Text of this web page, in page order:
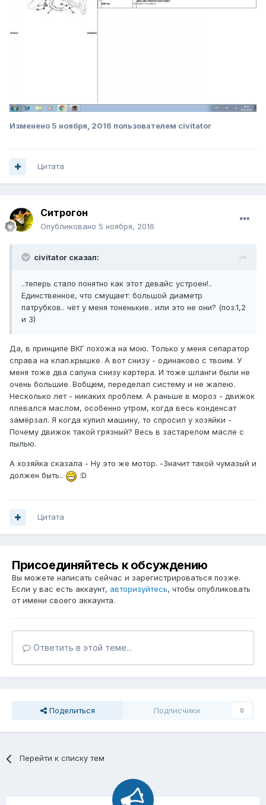
Изменено 5 ноября, 2016 пользователем civitator
Цитата
Ситрогон
Опубликовано 5 ноября, 2016
civitator сказал:
..теперь стало понятно как этот девайс устроен!..
Единственное, что смущает: большой диаметр
патрубков.. чёт у меня тоненькие.. или это не они? (поз.1,2
и 3)
Да, в принципе ВКГ похожа на мою. Только у меня сепаратор
справа на клап.крышке. А вот снизу - одинаково с твоим. У
меня тоже два сапуна снизу картера. И тоже шланги были не
очень большие. Вобщем, переделал систему и не жалею.
Несколько лет - никаких проблем. А раньше в мороз - движок
плевался маслом, особенно утром, когда весь конденсат
замёрзал. Я когда купил машину, то спросил у хозяйки -
Почему движок такой грязный? Весь в застарелом масле с
пылью.
А хозяйка сказала - Ну это же мотор. -Значит такой чумазый и
должен быть..
:D
Цитата
Присоединяйтесь к обсуждению
Вы можете написать сейчас и зарегистрироваться позже.
Если у вас есть аккаунт, авторизуйтесь, чтобы опубликовать
от имени своего аккаунта.
Ответить в этой теме...
Поделиться Подписчики 0
Перейти к списку тем